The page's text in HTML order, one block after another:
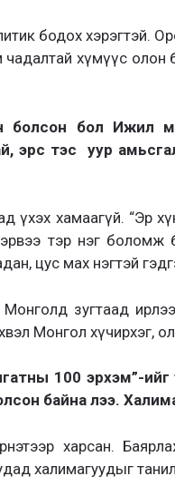
бодох хэрэгтэй.
хүмүүс олон
болсон бол Ижил
эрс тэс уур
үхэх хамаагүй. “Эр
тэр нэг боломж
цус мах нэгтэй
зугтаад
Монгол хүчирхэг,
100 эрхэм”-
байна лээ. Х
харсан.
халимагуудыг